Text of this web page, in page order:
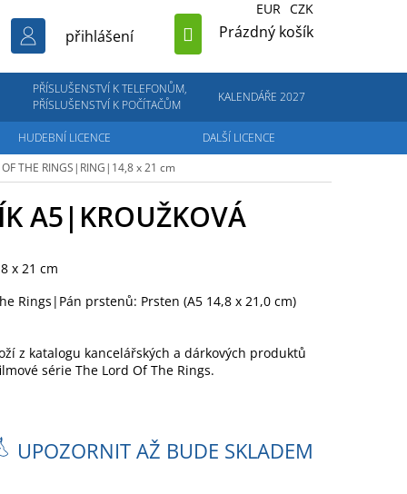
EUR CZK
NÁKUPNÍ
Prázdný košík
přihlášení
PŘÍSLUŠENSTVÍ K TELEFONŮM,
PŘÍSLUŠENSTVÍ K POČÍTAČŮM
KALENDÁŘE 2027
HUDEBNÍ LICENCE
DALŠÍ LICENCE
OF THE RINGS|RING|14,8 x 21 cm
A5|KROUŽKOVÁ
x 21 cm
Rings|Pán prstenů: Prsten (A5 14,8 x 21,0 cm)
z katalogu kancelářských a dárkových produktů
série The Lord Of The Rings.
UPOZORNIT AŽ BUDE SKLADEM